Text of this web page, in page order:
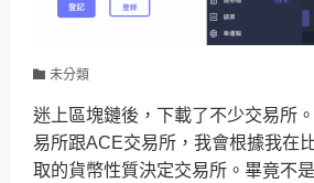
未分類
迷上區塊鏈後，下載了不少交易所
易所跟ACE交易所，我會根據我在
取的貨幣性質決定交易所。畢竟不